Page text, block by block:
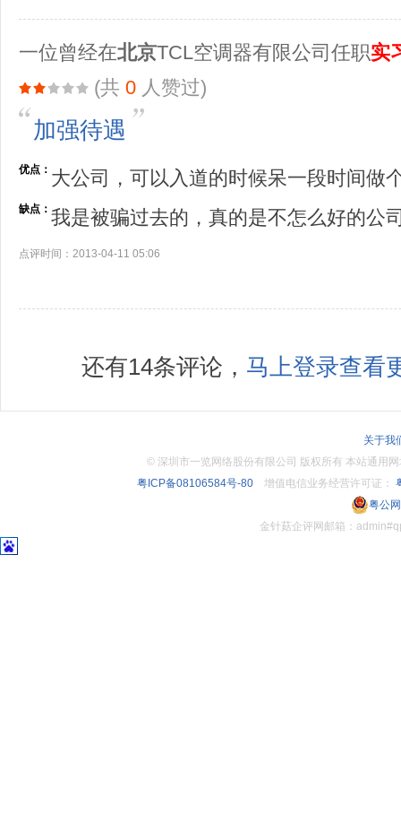
一位曾经在北京TCL空调器有限公司任职实
(共 0 人赞过)
加强待遇
优点： 大公司，可以入道的时候呆一段时间做
缺点： 我是被骗过去的，真的是不怎么好的公
点评时间：2013-04-11 05:06
还有14条评论， 马上登录查看
关于我
© 深圳市一览网络股份有限公司 版权所有 本站通
粤ICP备08106584号-80增值电信业务经营许可证：
粤公
金针菇企评网邮箱：